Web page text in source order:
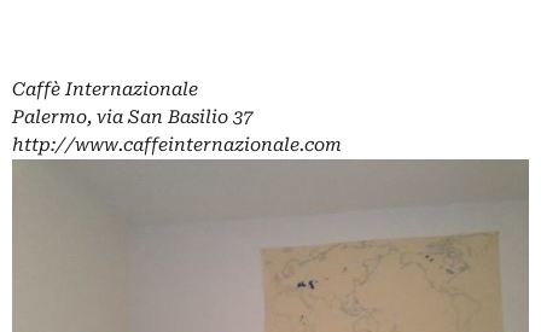
Caffè Internazionale
Palermo, via San Basilio 37
http://www.caffeinternazionale.com